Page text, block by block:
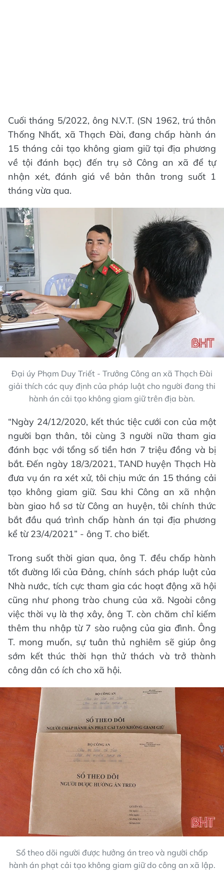
Cuối tháng 5/2022, ông N.V.T. (SN 1962, trú thôn
Thống Nhất, xã Thạch Đài, đang chấp hành án
15 tháng cải tạo không giam giữ tại địa phương
về tội đánh bạc) đến trụ sở Công an xã để tự
nhận xét, đánh giá về bản thân trong suốt 1
tháng vừa qua.
Đại úy Phạm Duy Triết - Trưởng Công an xã Thạch Đài
giải thích các quy định của pháp luật cho người đang thi
hành án cải tạo không giam giữ trên địa bàn.
“Ngày 24/12/2020, kết thúc tiệc cưới con của một
người bạn thân, tôi cùng 3 người nữa tham gia
đánh bạc với tổng số tiền hơn 7 triệu đồng và bị
bắt. Đến ngày 18/3/2021, TAND huyện Thạch Hà
đưa vụ án ra xét xử, tôi chịu mức án 15 tháng cải
tạo không giam giữ. Sau khi Công an xã nhận
bàn giao hồ sơ từ Công an huyện, tôi chính thức
bắt đầu quá trình chấp hành án tại địa phương
kể từ 23/4/2021” - ông T. cho biết.
Trong suốt thời gian qua, ông T. đều chấp hành
tốt đường lối của Đảng, chính sách pháp luật của
Nhà nước, tích cực tham gia các hoạt động xã hội
cũng như phong trào chung của xã. Ngoài công
việc thời vụ là thợ xây, ông T. còn chăm chỉ kiếm
thêm thu nhập từ 7 sào ruộng của gia đình. Ông
T. mong muốn, sự tuân thủ nghiêm sẽ giúp ông
sớm kết thúc thời hạn thử thách và trở thành
công dân có ích cho xã hội.
Sổ theo dõi người được hưởng án treo và người chấp
hành án phạt cải tạo không giam giữ do công an xã lập.